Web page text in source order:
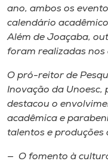
ano, ambos os
calendário
Além de Joaçaba,
foram realizadas nos
O pró-reitor de
Inovação da Unoesc,
destacou o
acadêmica e
talentos e produções
— O fomento à